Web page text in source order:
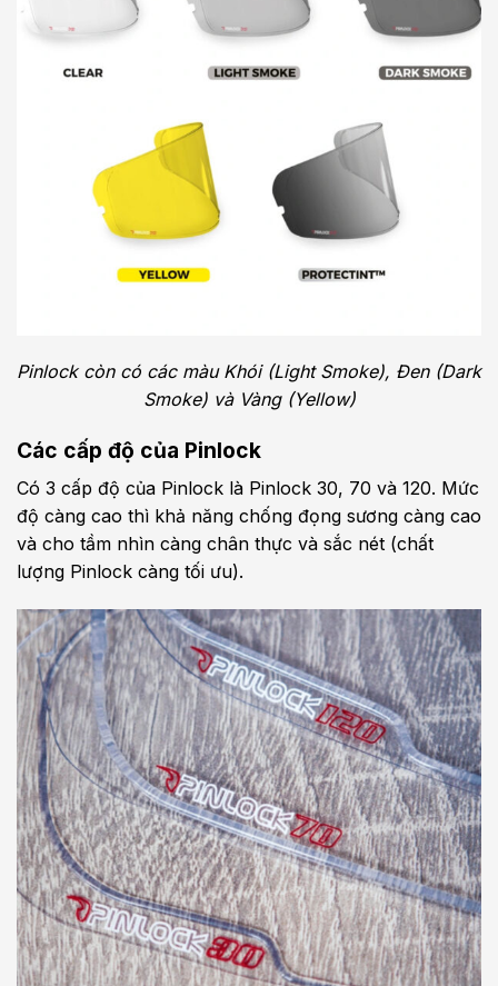
Pinlock còn có các màu Khói (Light Smoke), Đen (Dark
Smoke) và Vàng (Yellow)
Các cấp độ của Pinlock
Có 3 cấp độ của Pinlock là Pinlock 30, 70 và 120. Mức
độ càng cao thì khả năng chống đọng sương càng cao
và cho tầm nhìn càng chân thực và sắc nét (chất
lượng Pinlock càng tối ưu).